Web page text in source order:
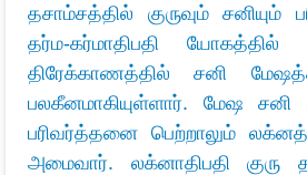
தசாம்சத்தில் குருவும் சனியும்
தர்ம-கர்மாதிபதி
திரேக்காணத்தில் சனி
பலகீனமாகியுள்ளார். மேஷ சனி
பரிவர்த்தனை பெற்றாலும்
அமைவார். லக்னாதிபதி குரு